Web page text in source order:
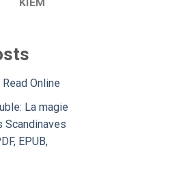
KIẾM
Online
La magie
Scandinaves
EPUB,